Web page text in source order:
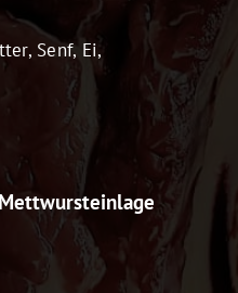
Senf, Ei,